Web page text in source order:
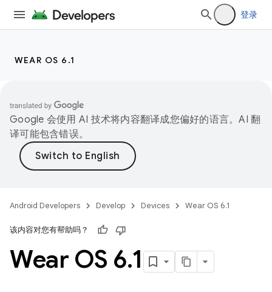
登录
WEAR OS 6.1
Google 会使用 AI 技术将内容翻译成您偏好的语言。AI 翻
译可能包含错误。
Android Developers Develop Devices Wear OS 6.1
该内容对您有帮助吗？
Wear OS 6.1